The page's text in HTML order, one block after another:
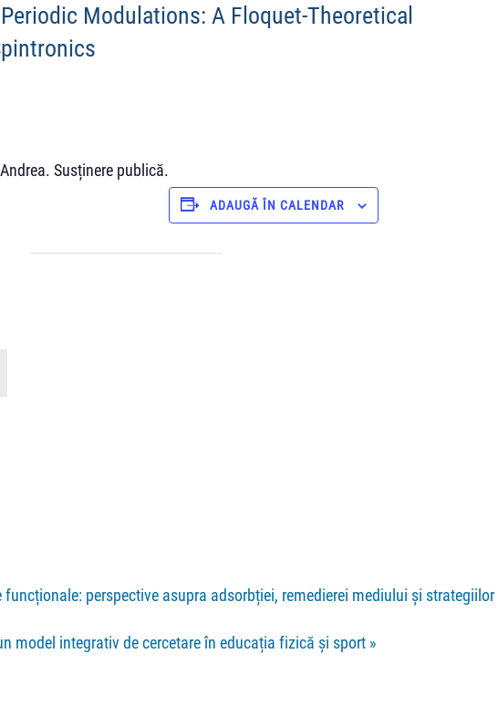
Modulations: A Floquet-Theoretical
Susținere publică.
ADAUGĂ ÎN CALENDAR
perspective asupra adsorbției, remedierei mediului și strategiilor
model integrativ de cercetare în educația fizică şi sport »